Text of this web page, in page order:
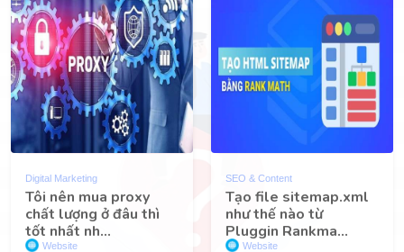
Digital Marketing
Tôi nên mua proxy
chất lượng ở đâu thì
tốt nhất nh...
Website
SEO & Content
Tạo file sitemap.xml
như thế nào từ
Pluggin Rankma...
Website